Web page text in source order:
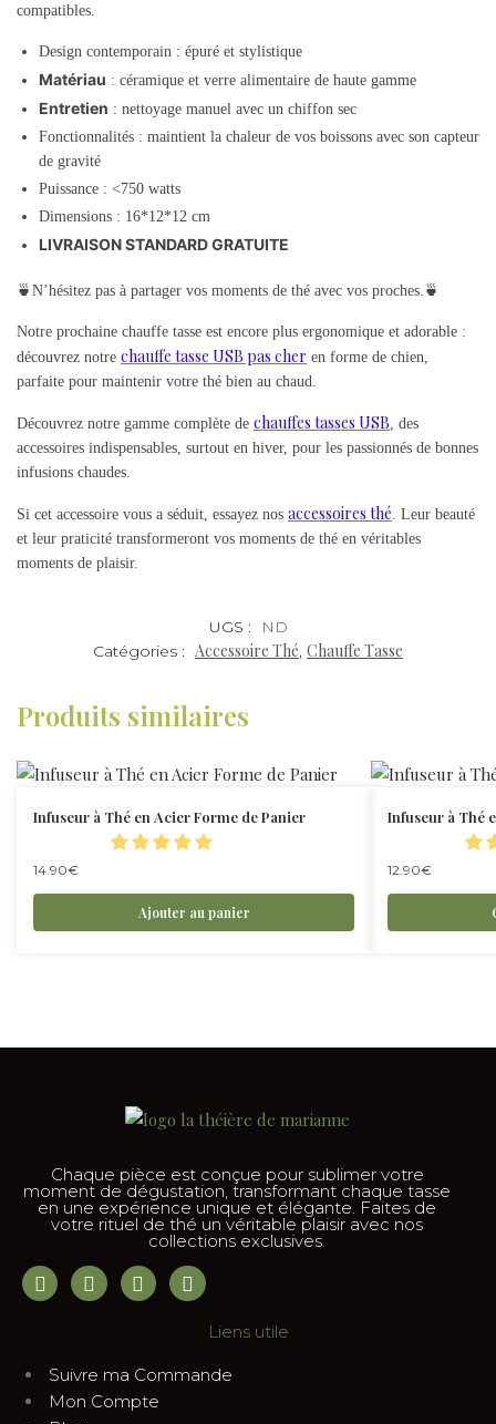
compatibles.
Design contemporain : épuré et stylistique
Matériau : céramique et verre alimentaire de haute gamme
Entretien : nettoyage manuel avec un chiffon sec
Fonctionnalités : maintient la chaleur de vos boissons avec son capteur
de gravité
Puissance : <750 watts
Dimensions : 16*12*12 cm
LIVRAISON STANDARD GRATUITE
🍵N’hésitez pas à partager vos moments de thé avec vos proches.🍵
Notre prochaine chauffe tasse est encore plus ergonomique et adorable :
découvrez notre chauffe tasse USB pas cher en forme de chien,
parfaite pour maintenir votre thé bien au chaud.
Découvrez notre gamme complète de chauffes tasses USB, des
accessoires indispensables, surtout en hiver, pour les passionnés de bonnes
infusions chaudes.
Si cet accessoire vous a séduit, essayez nos accessoires thé. Leur beauté
et leur praticité transformeront vos moments de thé en véritables
moments de plaisir.
UGS :
ND
Catégories : Accessoire Thé, Chauffe Tasse
Produits similaires
Infuseur à Thé en Acier Forme de Panier
14.90€
Ajouter au panier
Infuseur à Thé
12.90€
Chaque pièce est conçue pour sublimer votre
moment de dégustation, transformant chaque tasse
en une expérience unique et élégante. Faites de
votre rituel de thé un véritable plaisir avec nos
collections exclusives.
Liens utile
Suivre ma Commande
Mon Compte